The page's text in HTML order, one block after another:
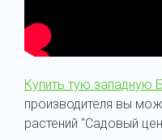
Купить тую западную
производителя вы
растений "Садовый